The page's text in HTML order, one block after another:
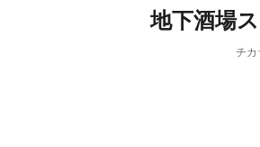
PARCOメンバーズ地下酒場
チ